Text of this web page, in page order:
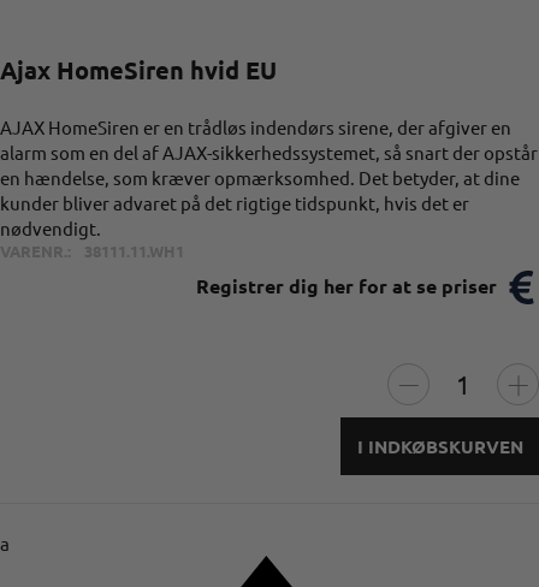
Ajax HomeSiren hvid EU
AJAX HomeSiren er en trådløs indendørs sirene, der afgiver en
alarm som en del af AJAX-sikkerhedssystemet, så snart der opstår
en hændelse, som kræver opmærksomhed. Det betyder, at dine
kunder bliver advaret på det rigtige tidspunkt, hvis det er
nødvendigt.
VARENR.: 38111.11.WH1
Registrer dig her for at se priser
I INDKØBSKURVEN
a